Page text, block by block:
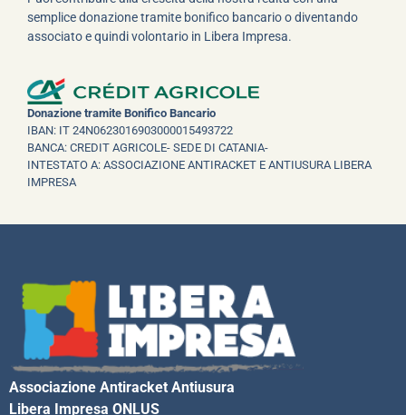
semplice donazione tramite bonifico bancario o diventando
associato e quindi volontario in Libera Impresa.
Donazione tramite Bonifico Bancario
IBAN: IT 24N0623016903000015493722
BANCA: CREDIT AGRICOLE- SEDE DI CATANIA-
INTESTATO A: ASSOCIAZIONE ANTIRACKET E ANTIUSURA LIBERA
IMPRESA
Associazione Antiracket Antiusura
Libera Impresa ONLUS